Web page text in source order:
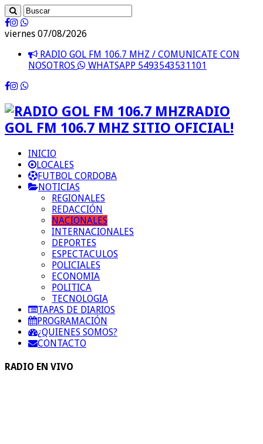
viernes 07/08/2026
RADIO GOL FM 106.7 MHZ / COMUNICATE CON
NOSOTROS
WHATSAPP 5493543531101
RADIO
GOL FM 106.7 MHZ SITIO OFICIAL!
INICIO
LOCALES
FUTBOL CORDOBA
NOTICIAS
REGIONALES
REDACCIÓN
NACIONALES
INTERNACIONALES
DEPORTES
ESPECTACULOS
POLICIALES
ECONOMIA
POLITICA
TECNOLOGIA
TAPAS DE DIARIOS
PROGRAMACIÓN
¿QUIENES SOMOS?
CONTACTO
RADIO EN VIVO